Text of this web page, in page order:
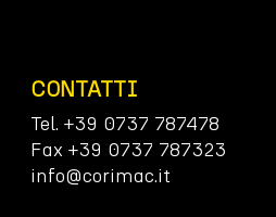
CONTATTI
Tel. +39 0737 787478
Fax +39 0737 787323
info@corimac.it